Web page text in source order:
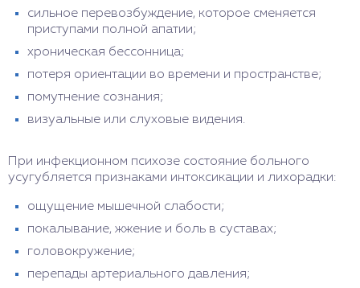
сильное перевозбуждение, которое сменяется
приступами полной апатии;
хроническая бессонница;
потеря ориентации во времени и пространстве;
помутнение сознания;
визуальные или слуховые видения.
При инфекционном психозе состояние больного
усугубляется признаками интоксикации и лихорадки:
ощущение мышечной слабости;
покалывание, жжение и боль в суставах;
головокружение;
перепады артериального давления;